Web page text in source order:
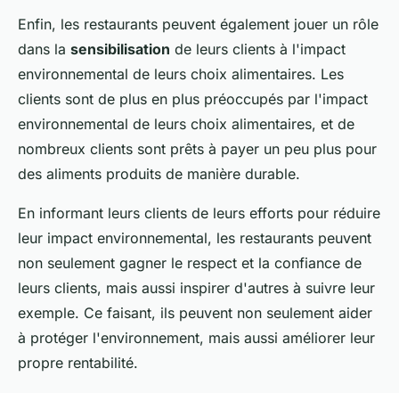
Enfin, les restaurants peuvent également jouer un rôle
dans la sensibilisation de leurs clients à l'impact
environnemental de leurs choix alimentaires. Les
clients sont de plus en plus préoccupés par l'impact
environnemental de leurs choix alimentaires, et de
nombreux clients sont prêts à payer un peu plus pour
des aliments produits de manière durable.
En informant leurs clients de leurs efforts pour réduire
leur impact environnemental, les restaurants peuvent
non seulement gagner le respect et la confiance de
leurs clients, mais aussi inspirer d'autres à suivre leur
exemple. Ce faisant, ils peuvent non seulement aider
à protéger l'environnement, mais aussi améliorer leur
propre rentabilité.